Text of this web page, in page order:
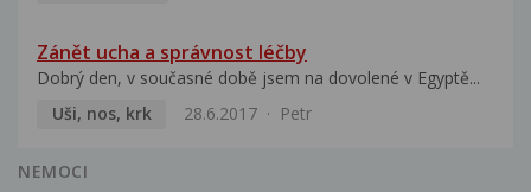
Zánět ucha a správnost léčby
Dobrý den, v současné době jsem na dovolené v Egyptě...
Uši, nos, krk
28.6.2017 Petr
NEMOCI